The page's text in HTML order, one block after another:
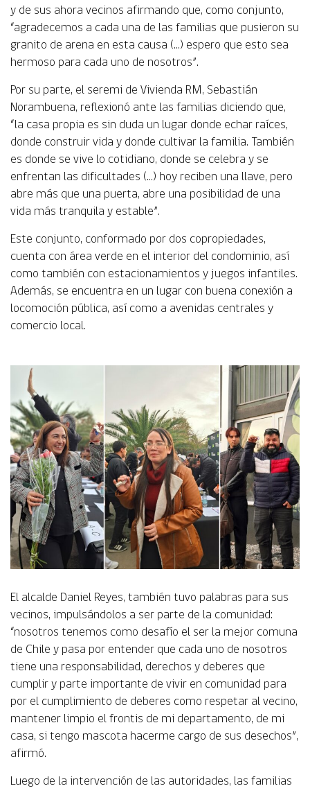
y de sus ahora vecinos afirmando que, como conjunto,
“agradecemos a cada una de las familias que pusieron su
granito de arena en esta causa (…) espero que esto sea
hermoso para cada uno de nosotros”.
Por su parte, el seremi de Vivienda RM, Sebastián
Norambuena, reflexionó ante las familias diciendo que,
“la casa propia es sin duda un lugar donde echar raíces,
donde construir vida y donde cultivar la familia. También
es donde se vive lo cotidiano, donde se celebra y se
enfrentan las dificultades (…) hoy reciben una llave, pero
abre más que una puerta, abre una posibilidad de una
vida más tranquila y estable”.
Este conjunto, conformado por dos copropiedades,
cuenta con área verde en el interior del condominio, así
como también con estacionamientos y juegos infantiles.
Además, se encuentra en un lugar con buena conexión a
locomoción pública, así como a avenidas centrales y
comercio local.
El alcalde Daniel Reyes, también tuvo palabras para sus
vecinos, impulsándolos a ser parte de la comunidad:
“nosotros tenemos como desafío el ser la mejor comuna
de Chile y pasa por entender que cada uno de nosotros
tiene una responsabilidad, derechos y deberes que
cumplir y parte importante de vivir en comunidad para
por el cumplimiento de deberes como respetar al vecino,
mantener limpio el frontis de mi departamento, de mi
casa, si tengo mascota hacerme cargo de sus desechos”,
afirmó.
Luego de la intervención de las autoridades, las familias